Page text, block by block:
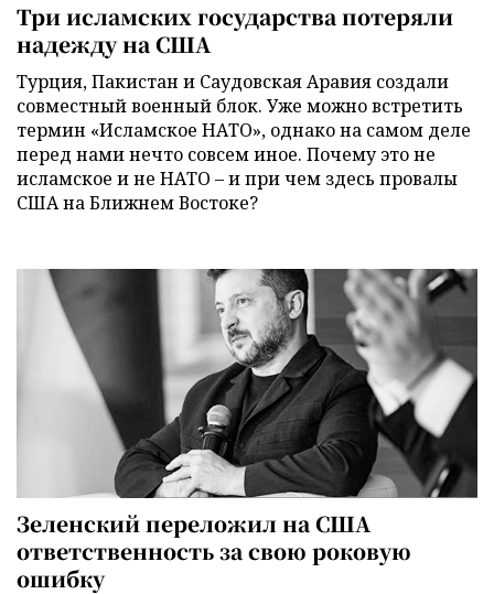
Три исламских государства потеряли
надежду на США
Турция, Пакистан и Саудовская Аравия создали
совместный военный блок. Уже можно встретить
термин «Исламское НАТО», однако на самом деле
перед нами нечто совсем иное. Почему это не
исламское и не НАТО – и при чем здесь провалы
США на Ближнем Востоке?
Зеленский переложил на США
ответственность за свою роковую
ошибку